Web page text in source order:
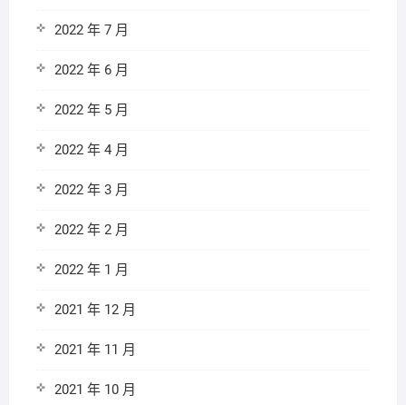
2022 年 7 月
2022 年 6 月
2022 年 5 月
2022 年 4 月
2022 年 3 月
2022 年 2 月
2022 年 1 月
2021 年 12 月
2021 年 11 月
2021 年 10 月